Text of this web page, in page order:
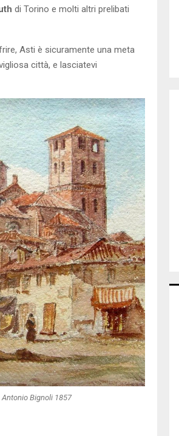
di Torino e molti altri prelibati
Asti è sicuramente una meta
città, e lasciatevi
Bignoli 1857